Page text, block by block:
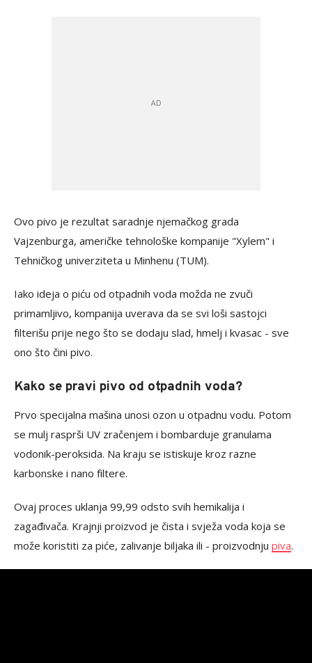
Ovo pivo je rezultat saradnje njemačkog grada
Vajzenburga, američke tehnološke kompanije "Xylem" i
Tehničkog univerziteta u Minhenu (TUM).
Iako ideja o piću od otpadnih voda možda ne zvuči
primamljivo, kompanija uverava da se svi loši sastojci
filterišu prije nego što se dodaju slad, hmelj i kvasac - sve
ono što čini pivo.
Kako se pravi pivo od otpadnih voda?
Prvo specijalna mašina unosi ozon u otpadnu vodu. Potom
se mulj rasprši UV zračenjem i bombarduje granulama
vodonik-peroksida. Na kraju se istiskuje kroz razne
karbonske i nano filtere.
Ovaj proces uklanja 99,99 odsto svih hemikalija i
zagađivača. Krajnji proizvod je čista i svježa voda koja se
može koristiti za piće, zalivanje biljaka ili - proizvodnju piva.